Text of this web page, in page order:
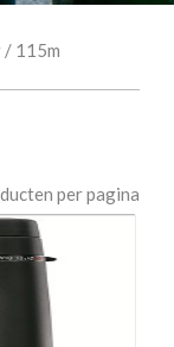
/ 115m
per pagina